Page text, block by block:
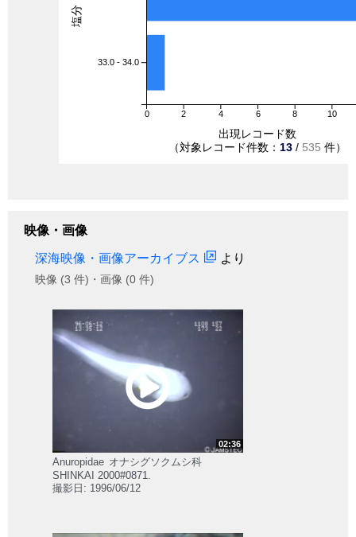
0 2 4 6 8 10
33.0 - 34.0
出現レコード数
（対象レコード件数： 13 / 535 件）
映像・画像
深海映像・画像アーカイブス より
映像 (3 件)・画像 (0 件)
02:36
Anuropidae オナシグソクムシ科
SHINKAI 2000#0871.
撮影日: 1996/06/12